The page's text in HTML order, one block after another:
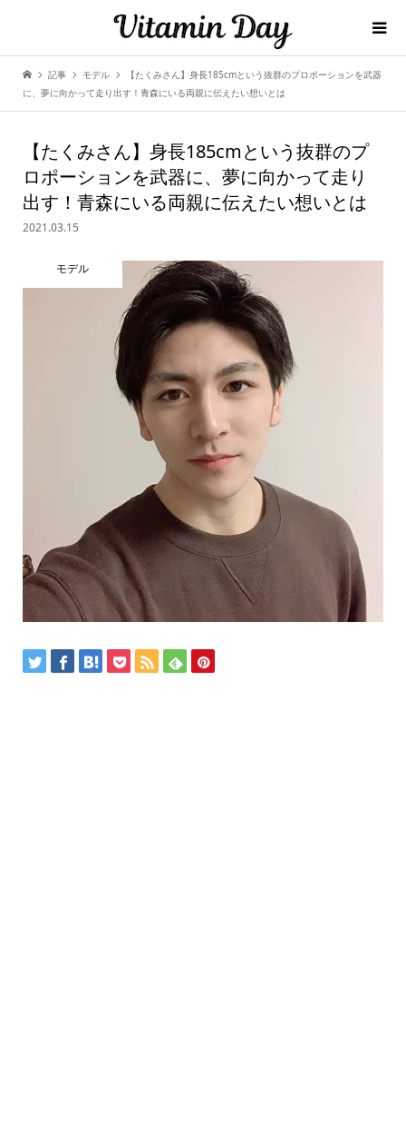
記事 モデル
【たくみさん】身長185cmという抜群のプロポーションを武器
に、夢に向かって走り出す！青森にいる両親に伝えたい想いとは
【たくみさん】身長185cmという抜群のプ
ロポーションを武器に、夢に向かって走り
出す！青森にいる両親に伝えたい想いとは
2021.03.15
モデル